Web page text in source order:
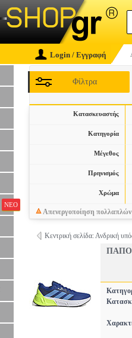
Login / Εγγραφή
ΝΕΟ
Φίλτρα
Κατασκευαστής
Κατηγορία
Μέγεθος
Πρηνισμός
Χρώμα
Απενεργοποίηση
Κεντρική σελίδα: Ανδρική